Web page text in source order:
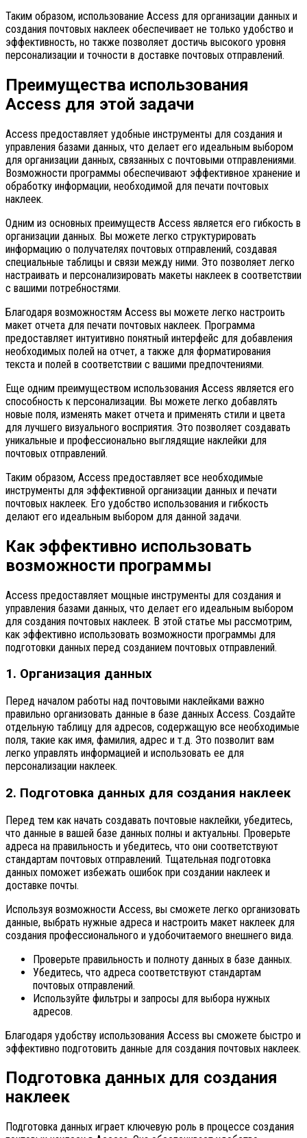
Таким образом, использование Access для организации данных и
создания почтовых наклеек обеспечивает не только удобство и
эффективность, но также позволяет достичь высокого уровня
персонализации и точности в доставке почтовых отправлений.
Преимущества использования
Access для этой задачи
Access предоставляет удобные инструменты для создания и
управления базами данных, что делает его идеальным выбором
для организации данных, связанных с почтовыми отправлениями.
Возможности программы обеспечивают эффективное хранение и
обработку информации, необходимой для печати почтовых
наклеек.
Одним из основных преимуществ Access является его гибкость в
организации данных. Вы можете легко структурировать
информацию о получателях почтовых отправлений, создавая
специальные таблицы и связи между ними. Это позволяет легко
настраивать и персонализировать макеты наклеек в соответствии
с вашими потребностями.
Благодаря возможностям Access вы можете легко настроить
макет отчета для печати почтовых наклеек. Программа
предоставляет интуитивно понятный интерфейс для добавления
необходимых полей на отчет, а также для форматирования
текста и полей в соответствии с вашими предпочтениями.
Еще одним преимуществом использования Access является его
способность к персонализации. Вы можете легко добавлять
новые поля, изменять макет отчета и применять стили и цвета
для лучшего визуального восприятия. Это позволяет создавать
уникальные и профессионально выглядящие наклейки для
почтовых отправлений.
Таким образом, Access предоставляет все необходимые
инструменты для эффективной организации данных и печати
почтовых наклеек. Его удобство использования и гибкость
делают его идеальным выбором для данной задачи.
Как эффективно использовать
возможности программы
Access предоставляет мощные инструменты для создания и
управления базами данных, что делает его идеальным выбором
для создания почтовых наклеек. В этой статье мы рассмотрим,
как эффективно использовать возможности программы для
подготовки данных перед созданием почтовых отправлений.
1. Организация данных
Перед началом работы над почтовыми наклейками важно
правильно организовать данные в базе данных Access. Создайте
отдельную таблицу для адресов, содержащую все необходимые
поля, такие как имя, фамилия, адрес и т.д. Это позволит вам
легко управлять информацией и использовать ее для
персонализации наклеек.
2. Подготовка данных для создания наклеек
Перед тем как начать создавать почтовые наклейки, убедитесь,
что данные в вашей базе данных полны и актуальны. Проверьте
адреса на правильность и убедитесь, что они соответствуют
стандартам почтовых отправлений. Тщательная подготовка
данных поможет избежать ошибок при создании наклеек и
доставке почты.
Используя возможности Access, вы сможете легко организовать
данные, выбрать нужные адреса и настроить макет наклеек для
создания профессионального и удобочитаемого внешнего вида.
Проверьте правильность и полноту данных в базе данных.
Убедитесь, что адреса соответствуют стандартам
почтовых отправлений.
Используйте фильтры и запросы для выбора нужных
адресов.
Благодаря удобству использования Access вы сможете быстро и
эффективно подготовить данные для создания почтовых наклеек.
Подготовка данных для создания
наклеек
Подготовка данных играет ключевую роль в процессе создания